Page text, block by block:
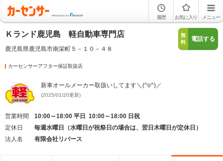
履歴 お気に入り メニュー
Ｋランド鹿児島 軽自動車専門店
鹿児島県鹿児島市南栄町５－１０－４８
無
料
電話する
カーセンサーアフター保証取扱店
新車オールメーカー取扱いしてます＼(^o^)／
(2025/01/20更新)
営業時間
10:00～18:00 平日 10:00～18:00 日祝
定休日
毎週水曜日（水曜日が祝祭日の場合は、翌日木曜日が定休日）
法人名
有限会社リバース